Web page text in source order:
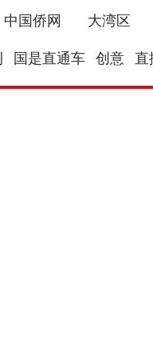
中国侨网 大湾区
国是直通车 创意 直